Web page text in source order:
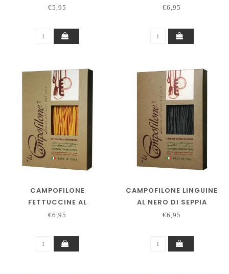
€5,95 €6,95
CAMPOFILONE
FETTUCCINE AL
PEPERONCINO
€6,95
CAMPOFILONE LINGUINE
AL NERO DI SEPPIA
€6,95